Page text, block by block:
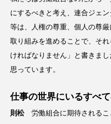
にするべきと考え、連合ジェ
等は、人権の尊重、個人の尊
取り組みを進めることで、そ
ければなりません」と書きま
思っています。
仕事の世界にいるすべ
則松労働組合に期待されるこ